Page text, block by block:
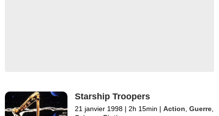
Starship Troopers
21 janvier 1998 | 2h 15min | Action ,Guerre